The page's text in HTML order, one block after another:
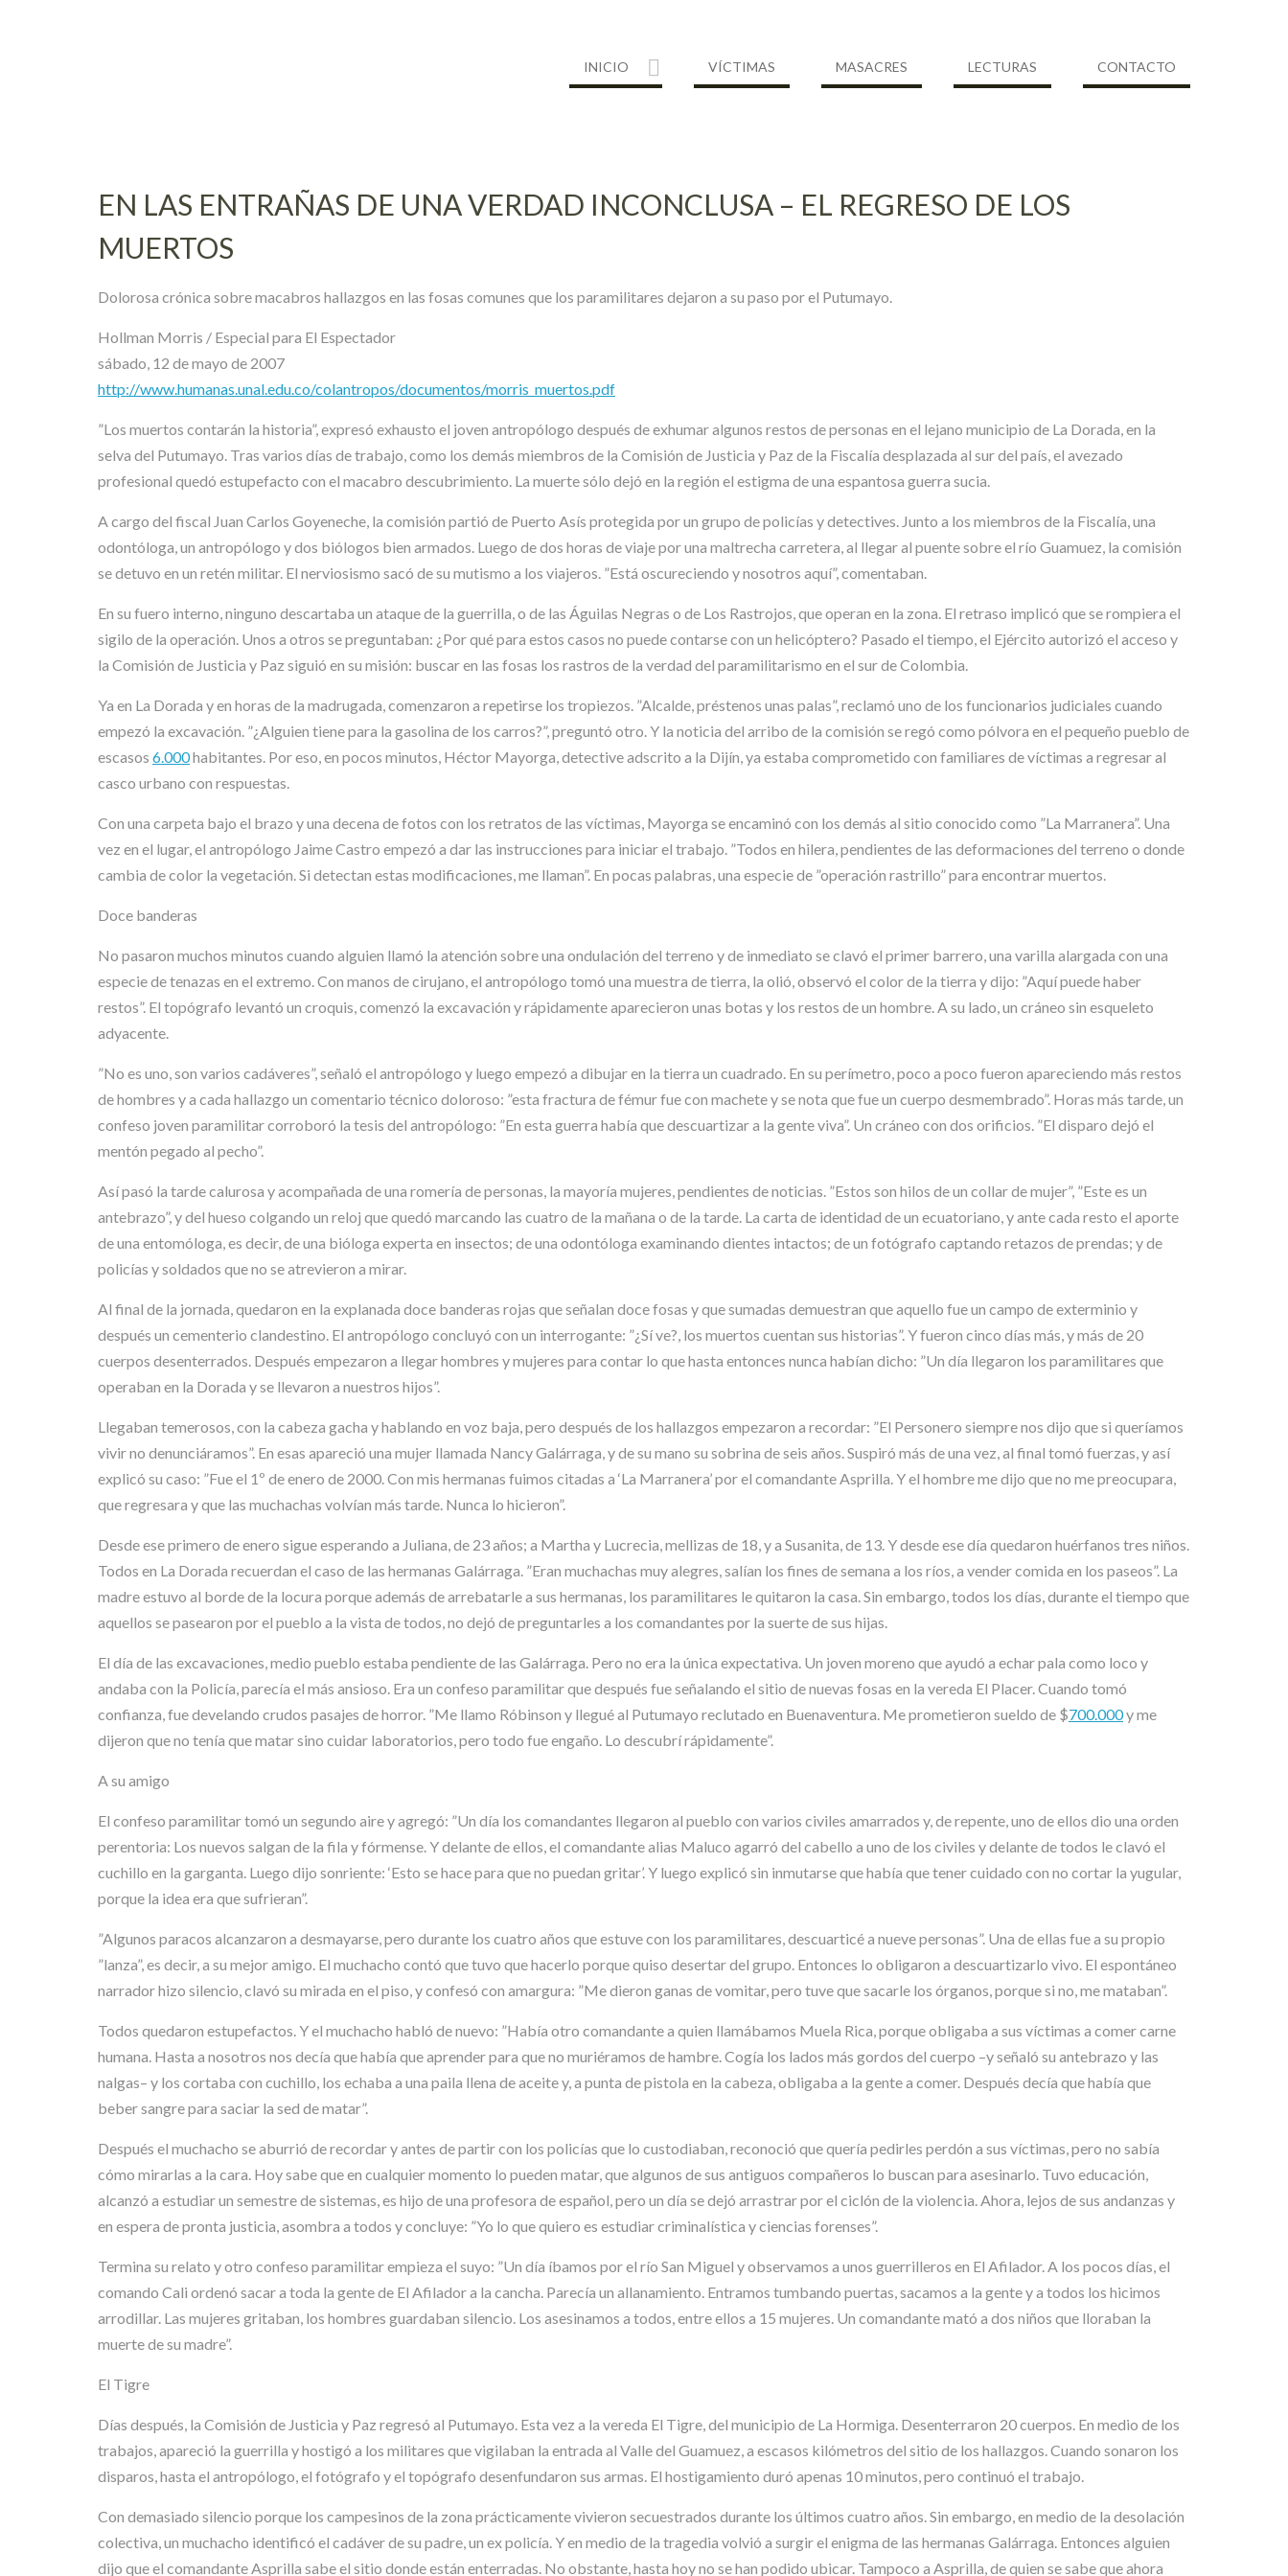
INICIO VÍCTIMAS MASACRES LECTURAS CONTACTO
EN LAS ENTRAÑAS DE UNA VERDAD INCONCLUSA – EL REGRESO DE LOS
MUERTOS
Dolorosa crónica sobre macabros hallazgos en las fosas comunes que los paramilitares dejaron a su paso por el Putumayo.
Hollman Morris / Especial para El Espectador
sábado, 12 de mayo de 2007
http://www.humanas.unal.edu.co/colantropos/documentos/morris_muertos.pdf
”Los muertos contarán la historia”, expresó exhausto el joven antropólogo después de exhumar algunos restos de personas en el lejano municipio de La Dorada, en la
selva del Putumayo. Tras varios días de trabajo, como los demás miembros de la Comisión de Justicia y Paz de la Fiscalía desplazada al sur del país, el avezado
profesional quedó estupefacto con el macabro descubrimiento. La muerte sólo dejó en la región el estigma de una espantosa guerra sucia.
A cargo del fiscal Juan Carlos Goyeneche, la comisión partió de Puerto Asís protegida por un grupo de policías y detectives. Junto a los miembros de la Fiscalía, una
odontóloga, un antropólogo y dos biólogos bien armados. Luego de dos horas de viaje por una maltrecha carretera, al llegar al puente sobre el río Guamuez, la comisión
se detuvo en un retén militar. El nerviosismo sacó de su mutismo a los viajeros. ”Está oscureciendo y nosotros aquí”, comentaban.
En su fuero interno, ninguno descartaba un ataque de la guerrilla, o de las Águilas Negras o de Los Rastrojos, que operan en la zona. El retraso implicó que se rompiera el
sigilo de la operación. Unos a otros se preguntaban: ¿Por qué para estos casos no puede contarse con un helicóptero? Pasado el tiempo, el Ejército autorizó el acceso y
la Comisión de Justicia y Paz siguió en su misión: buscar en las fosas los rastros de la verdad del paramilitarismo en el sur de Colombia.
Ya en La Dorada y en horas de la madrugada, comenzaron a repetirse los tropiezos. ”Alcalde, préstenos unas palas”, reclamó uno de los funcionarios judiciales cuando
empezó la excavación. ”¿Alguien tiene para la gasolina de los carros?”, preguntó otro. Y la noticia del arribo de la comisión se regó como pólvora en el pequeño pueblo de
escasos 6.000habitantes. Por eso, en pocos minutos, Héctor Mayorga, detective adscrito a la Dijín, ya estaba comprometido con familiares de víctimas a regresar al
casco urbano con respuestas.
Con una carpeta bajo el brazo y una decena de fotos con los retratos de las víctimas, Mayorga se encaminó con los demás al sitio conocido como ”La Marranera”. Una
vez en el lugar, el antropólogo Jaime Castro empezó a dar las instrucciones para iniciar el trabajo. ”Todos en hilera, pendientes de las deformaciones del terreno o donde
cambia de color la vegetación. Si detectan estas modificaciones, me llaman”. En pocas palabras, una especie de ”operación rastrillo” para encontrar muertos.
Doce banderas
No pasaron muchos minutos cuando alguien llamó la atención sobre una ondulación del terreno y de inmediato se clavó el primer barrero, una varilla alargada con una
especie de tenazas en el extremo. Con manos de cirujano, el antropólogo tomó una muestra de tierra, la olió, observó el color de la tierra y dijo: ”Aquí puede haber
restos”. El topógrafo levantó un croquis, comenzó la excavación y rápidamente aparecieron unas botas y los restos de un hombre. A su lado, un cráneo sin esqueleto
adyacente.
”No es uno, son varios cadáveres”, señaló el antropólogo y luego empezó a dibujar en la tierra un cuadrado. En su perímetro, poco a poco fueron apareciendo más restos
de hombres y a cada hallazgo un comentario técnico doloroso: ”esta fractura de fémur fue con machete y se nota que fue un cuerpo desmembrado”. Horas más tarde, un
confeso joven paramilitar corroboró la tesis del antropólogo: ”En esta guerra había que descuartizar a la gente viva”. Un cráneo con dos orificios. ”El disparo dejó el
mentón pegado al pecho”.
Así pasó la tarde calurosa y acompañada de una romería de personas, la mayoría mujeres, pendientes de noticias. ”Estos son hilos de un collar de mujer”, ”Este es un
antebrazo”, y del hueso colgando un reloj que quedó marcando las cuatro de la mañana o de la tarde. La carta de identidad de un ecuatoriano, y ante cada resto el aporte
de una entomóloga, es decir, de una bióloga experta en insectos; de una odontóloga examinando dientes intactos; de un fotógrafo captando retazos de prendas; y de
policías y soldados que no se atrevieron a mirar.
Al final de la jornada, quedaron en la explanada doce banderas rojas que señalan doce fosas y que sumadas demuestran que aquello fue un campo de exterminio y
después un cementerio clandestino. El antropólogo concluyó con un interrogante: ”¿Sí ve?, los muertos cuentan sus historias”. Y fueron cinco días más, y más de 20
cuerpos desenterrados. Después empezaron a llegar hombres y mujeres para contar lo que hasta entonces nunca habían dicho: ”Un día llegaron los paramilitares que
operaban en la Dorada y se llevaron a nuestros hijos”.
Llegaban temerosos, con la cabeza gacha y hablando en voz baja, pero después de los hallazgos empezaron a recordar: ”El Personero siempre nos dijo que si queríamos
vivir no denunciáramos”. En esas apareció una mujer llamada Nancy Galárraga, y de su mano su sobrina de seis años. Suspiró más de una vez, al final tomó fuerzas, y así
explicó su caso: ”Fue el 1º de enero de 2000. Con mis hermanas fuimos citadas a ‘La Marranera’ por el comandante Asprilla. Y el hombre me dijo que no me preocupara,
que regresara y que las muchachas volvían más tarde. Nunca lo hicieron”.
Desde ese primero de enero sigue esperando a Juliana, de 23 años; a Martha y Lucrecia, mellizas de 18, y a Susanita, de 13. Y desde ese día quedaron huérfanos tres niños.
Todos en La Dorada recuerdan el caso de las hermanas Galárraga. ”Eran muchachas muy alegres, salían los fines de semana a los ríos, a vender comida en los paseos”. La
madre estuvo al borde de la locura porque además de arrebatarle a sus hermanas, los paramilitares le quitaron la casa. Sin embargo, todos los días, durante el tiempo que
aquellos se pasearon por el pueblo a la vista de todos, no dejó de preguntarles a los comandantes por la suerte de sus hijas.
El día de las excavaciones, medio pueblo estaba pendiente de las Galárraga. Pero no era la única expectativa. Un joven moreno que ayudó a echar pala como loco y
andaba con la Policía, parecía el más ansioso. Era un confeso paramilitar que después fue señalando el sitio de nuevas fosas en la vereda El Placer. Cuando tomó
confianza, fue develando crudos pasajes de horror. ”Me llamo Róbinson y llegué al Putumayo reclutado en Buenaventura. Me prometieron sueldo de $700.000y me
dijeron que no tenía que matar sino cuidar laboratorios, pero todo fue engaño. Lo descubrí rápidamente”.
A su amigo
El confeso paramilitar tomó un segundo aire y agregó: ”Un día los comandantes llegaron al pueblo con varios civiles amarrados y, de repente, uno de ellos dio una orden
perentoria: Los nuevos salgan de la fila y fórmense. Y delante de ellos, el comandante alias Maluco agarró del cabello a uno de los civiles y delante de todos le clavó el
cuchillo en la garganta. Luego dijo sonriente: ‘Esto se hace para que no puedan gritar’. Y luego explicó sin inmutarse que había que tener cuidado con no cortar la yugular,
porque la idea era que sufrieran”.
”Algunos paracos alcanzaron a desmayarse, pero durante los cuatro años que estuve con los paramilitares, descuarticé a nueve personas”. Una de ellas fue a su propio
”lanza”, es decir, a su mejor amigo. El muchacho contó que tuvo que hacerlo porque quiso desertar del grupo. Entonces lo obligaron a descuartizarlo vivo. El espontáneo
narrador hizo silencio, clavó su mirada en el piso, y confesó con amargura: ”Me dieron ganas de vomitar, pero tuve que sacarle los órganos, porque si no, me mataban”.
Todos quedaron estupefactos. Y el muchacho habló de nuevo: ”Había otro comandante a quien llamábamos Muela Rica, porque obligaba a sus víctimas a comer carne
humana. Hasta a nosotros nos decía que había que aprender para que no muriéramos de hambre. Cogía los lados más gordos del cuerpo –y señaló su antebrazo y las
nalgas– y los cortaba con cuchillo, los echaba a una paila llena de aceite y, a punta de pistola en la cabeza, obligaba a la gente a comer. Después decía que había que
beber sangre para saciar la sed de matar”.
Después el muchacho se aburrió de recordar y antes de partir con los policías que lo custodiaban, reconoció que quería pedirles perdón a sus víctimas, pero no sabía
cómo mirarlas a la cara. Hoy sabe que en cualquier momento lo pueden matar, que algunos de sus antiguos compañeros lo buscan para asesinarlo. Tuvo educación,
alcanzó a estudiar un semestre de sistemas, es hijo de una profesora de español, pero un día se dejó arrastrar por el ciclón de la violencia. Ahora, lejos de sus andanzas y
en espera de pronta justicia, asombra a todos y concluye: ”Yo lo que quiero es estudiar criminalística y ciencias forenses”.
Termina su relato y otro confeso paramilitar empieza el suyo: ”Un día íbamos por el río San Miguel y observamos a unos guerrilleros en El Afilador. A los pocos días, el
comando Cali ordenó sacar a toda la gente de El Afilador a la cancha. Parecía un allanamiento. Entramos tumbando puertas, sacamos a la gente y a todos los hicimos
arrodillar. Las mujeres gritaban, los hombres guardaban silencio. Los asesinamos a todos, entre ellos a 15 mujeres. Un comandante mató a dos niños que lloraban la
muerte de su madre”.
El Tigre
Días después, la Comisión de Justicia y Paz regresó al Putumayo. Esta vez a la vereda El Tigre, del municipio de La Hormiga. Desenterraron 20 cuerpos. En medio de los
trabajos, apareció la guerrilla y hostigó a los militares que vigilaban la entrada al Valle del Guamuez, a escasos kilómetros del sitio de los hallazgos. Cuando sonaron los
disparos, hasta el antropólogo, el fotógrafo y el topógrafo desenfundaron sus armas. El hostigamiento duró apenas 10 minutos, pero continuó el trabajo.
Con demasiado silencio porque los campesinos de la zona prácticamente vivieron secuestrados durante los últimos cuatro años. Sin embargo, en medio de la desolación
colectiva, un muchacho identificó el cadáver de su padre, un ex policía. Y en medio de la tragedia volvió a surgir el enigma de las hermanas Galárraga. Entonces alguien
dijo que el comandante Asprilla sabe el sitio donde están enterradas. No obstante, hasta hoy no se han podido ubicar. Tampoco a Asprilla, de quien se sabe que ahora